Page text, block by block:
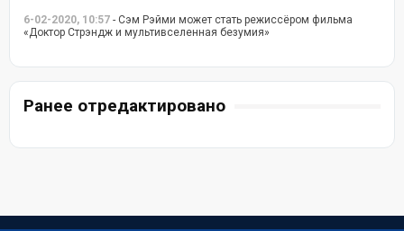
6-02-2020, 10:57 - Сэм Рэйми может стать режиссёром фильма
«Доктор Стрэндж и мультивселенная безумия»
Ранее отредактировано